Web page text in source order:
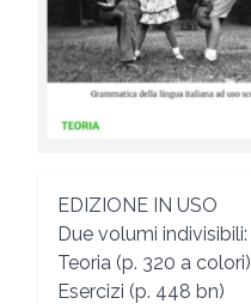
EDIZIONE IN USO
Due volumi indivisibili:
Teoria (p. 320 a colori)
Esercizi (p. 448 bn)